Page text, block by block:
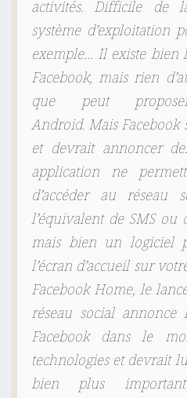
I
N
C
R
U
S
E
D
A
N
S
V
O
T
R
S
activités. Difficile de
système d’exploitation
exemple… Il existe bien
Facebook, mais rien
que peut
Android. Mais Facebook
et devrait annoncer
application ne
d’accéder au réseau
l’équivalent de SMS ou
mais bien un logiciel
l’écran d’accueil sur
Facebook Home, le
réseau social
Facebook dans le
technologies et devrait
bien plus